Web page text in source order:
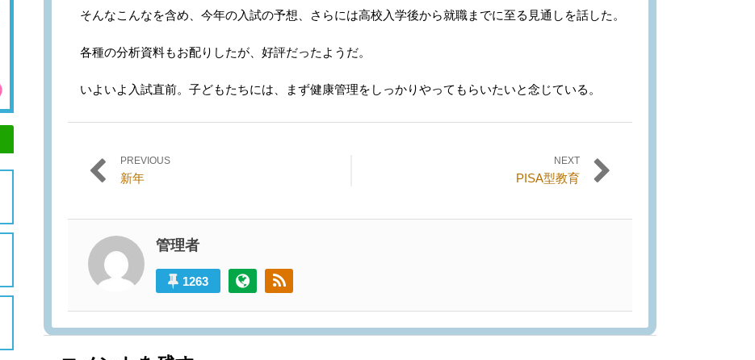
そんなこんなを含め、今年の入試の予想、さらには高校入学後から就職までに至る見通しを話した。
各種の分析資料もお配りしたが、好評だったようだ。
いよいよ入試直前。子どもたちには、まず健康管理をしっかりやってもらいたいと念じている。
投稿ナビゲーション
PREVIOUS
Previous
新年
NEXT
PISA型教育
管理者
1263